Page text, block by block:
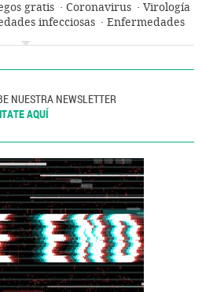
gratis Coronavirus
Virología
infecciosas
Enfermedades
NUESTRA NEWSLETTER
AQUÍ